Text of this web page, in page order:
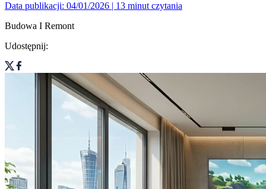
Data publikacji: 04/01/2026 | 13 minut czytania
Budowa I Remont
Udostępnij: